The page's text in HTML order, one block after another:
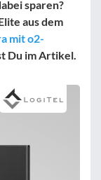
sparen?
aus dem
mit o2-
Du im Artikel.